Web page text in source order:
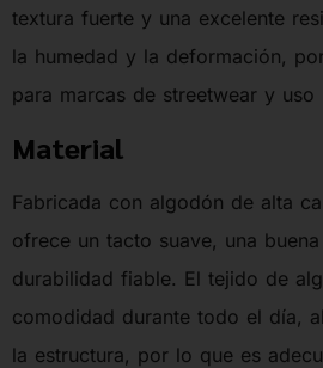
textura fuerte y una excelente
la humedad y la deformación,
para marcas de streetwear y uso
Material
Fabricada con algodón de alta
ofrece un tacto suave, una
durabilidad fiable. El tejido de
comodidad durante todo el día,
la estructura, por lo que es